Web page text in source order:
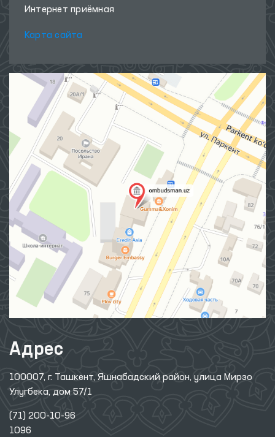
Интернет приёмная
Карта сайта
Адрес
100007, г. Ташкент, Яшнабадский район, улица Мирзо
Улугбека, дом 57/1
(71) 200-10-96
1096